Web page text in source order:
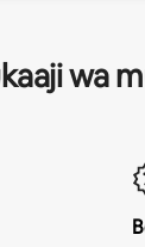
wa